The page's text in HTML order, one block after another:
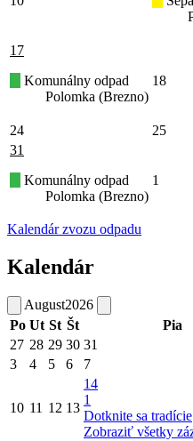
17
Komunálny odpad
Polomka (Brezno)
18
24 25
31
Komunálny odpad
Polomka (Brezno)
1
Kalendár zvozu odpadu
Kalendár
August2026
Po Ut St Št Pia
27 28 29 30 31
3
4 5 6 7
10 11 12 13
14
1
Dotknite sa tradície
Zobraziť všetky